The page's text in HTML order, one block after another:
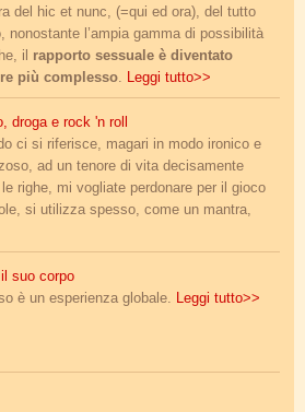
del hic et nunc, (=qui ed ora), del tutto
nonostante l’ampia gamma di possibilità
il rapporto sessuale è diventato
più complesso. Leggi tutto>>
droga e rock 'n roll
ci si riferisce, magari in modo ironico e
ad un tenore di vita decisamente
righe, mi vogliate perdonare per il gioco
si utilizza spesso, come un mantra,
suo corpo
è un esperienza globale. Leggi tutto>>